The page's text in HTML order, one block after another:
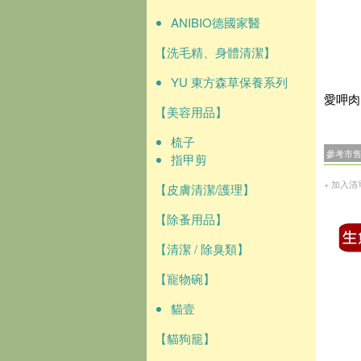
ANIBIO德國家醫
【洗毛精、身體清潔】
YU 東方森草保養系列
【美容用品】
梳子
指甲剪
【皮膚清潔/護理】
【除蚤用品】
【清潔 / 除臭類】
【寵物碗】
貓壹
【貓狗籠】
愛呷
參考市
+ 加入清